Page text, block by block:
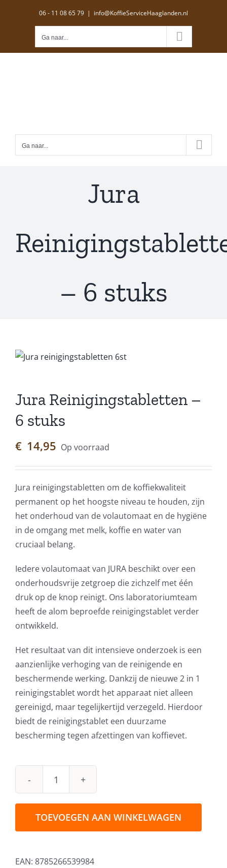
06 - 11 08 65 79 | info@KoffieServiceHaaglanden.nl
Ga naar...
Ga naar...
Jura
– 6 stuks
Jura Reinigingstabletten –
6 stuks
€ 14,95 Op voorraad
Jura reinigingstabletten om de koffiekwaliteit
permanent op het hoogste niveau te houden, zijn
het onderhoud van de volautomaat en de hygiëne
in de omgang met melk, koffie en water van
cruciaal belang.
Iedere volautomaat van JURA beschikt over een
onderhoudsvrije zetgroep die zichzelf met één
druk op de knop reinigt. Ons laboratoriumteam
heeft de alom beproefde reinigingstablet verder
ontwikkeld.
Het resultaat van dit intensieve onderzoek is een
aanzienlijke verhoging van de reinigende en
beschermende werking. Dankzij de nieuwe 2 in 1
reinigingstablet wordt het apparaat niet alleen
gereinigd, maar tegelijkertijd verzegeld. Hierdoor
biedt de reinigingstablet een duurzame
bescherming tegen afzettingen van koffievet.
Jura
-
aantal
TOEVOEGEN AAN WINKELWAGEN
EAN: 8785266539984